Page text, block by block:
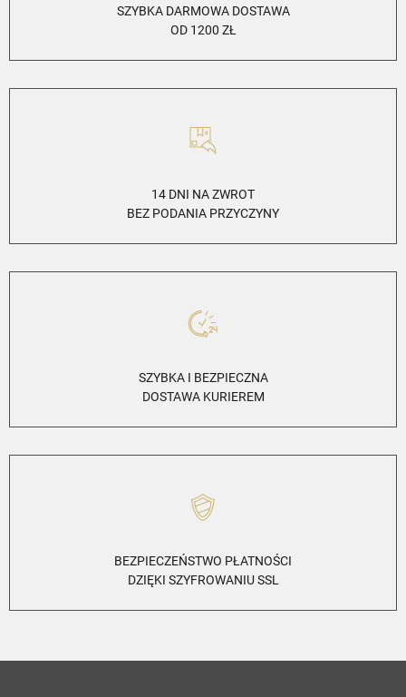
SZYBKA DARMOWA DOSTAWA
OD 1200 ZŁ
14 DNI NA ZWROT
BEZ PODANIA PRZYCZYNY
SZYBKA I BEZPIECZNA
DOSTAWA KURIEREM
BEZPIECZEŃSTWO PŁATNOŚCI
DZIĘKI SZYFROWANIU SSL